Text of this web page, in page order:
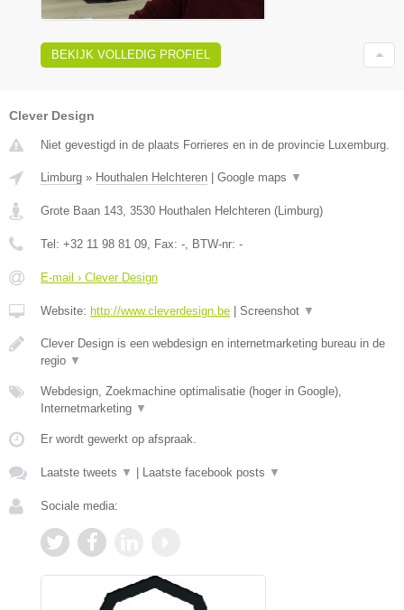
BEKIJK VOLLEDIG PROFIEL
Clever Design
Niet gevestigd in de plaats Forrieres en in de provincie Luxemburg.
Limburg » Houthalen Helchteren Google maps ▼
Grote Baan 143, 3530 Houthalen Helchteren (Limburg)
Tel: +32 11 98 81 09, Fax: -, BTW-nr: -
E-mail › Clever Design
Website: http://www.cleverdesign.be Screenshot ▼
Clever Design is een webdesign en internetmarketing bureau in de
regio ▼
Webdesign, Zoekmachine optimalisatie (hoger in Google),
Internetmarketing ▼
Er wordt gewerkt op afspraak.
Laatste tweets ▼ Laatste facebook posts ▼
Sociale media: